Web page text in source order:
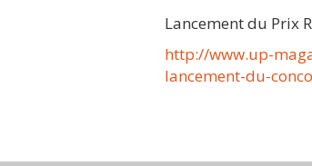
Lancement du Prix
http://www.up-
lancement-du-